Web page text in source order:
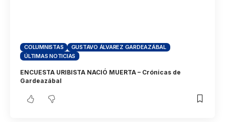
COLUMNISTAS
GUSTAVO ÁLVAREZ GARDEAZÁBAL
ÚLTIMAS NOTICIAS
ENCUESTA URIBISTA NACIÓ MUERTA – Crónicas de
Gardeazábal